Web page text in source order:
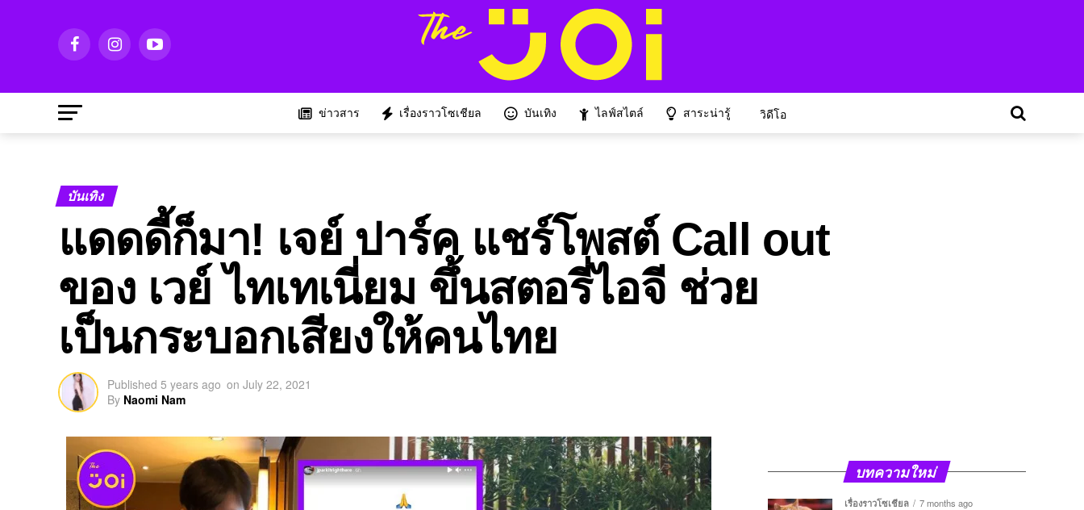
ข่าวสาร เรื่องราวโซเชียล บันเทิง ไลฟ์สไตล์ สาระน่ารู้ วิดีโอ
บันเทิง
แดดดี้ก็มา! เจย์ ปาร์ค แชร์โพสต์ Call out
ของ เวย์ ไทเทเนี่ยม ขึ้นสตอรี่ไอจี ช่วย
เป็นกระบอกเสียงให้คนไทย
Published 5 years ago on July 22, 2021
By Naomi Nam
บทความใหม่
เรื่องราวโซเชียล
7 months ago